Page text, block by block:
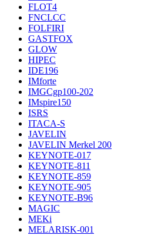
FLOT4
FNCLCC
FOLFIRI
GASTFOX
GLOW
HIPEC
IDE196
IMforte
IMGCgp100-202
IMspire150
ISRS
ITACA-S
JAVELIN
JAVELIN Merkel 200
KEYNOTE-017
KEYNOTE-811
KEYNOTE-859
KEYNOTE-905
KEYNOTE-B96
MAGIC
MEKi
MELARISK-001